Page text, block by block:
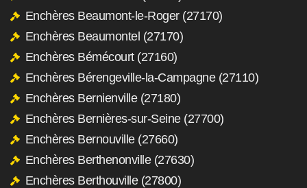
Enchères Beaumont-le-Roger (27170)
Enchères Beaumontel (27170)
Enchères Bémécourt (27160)
Enchères Bérengeville-la-Campagne (27110)
Enchères Bernienville (27180)
Enchères Bernières-sur-Seine (27700)
Enchères Bernouville (27660)
Enchères Berthenonville (27630)
Enchères Berthouville (27800)